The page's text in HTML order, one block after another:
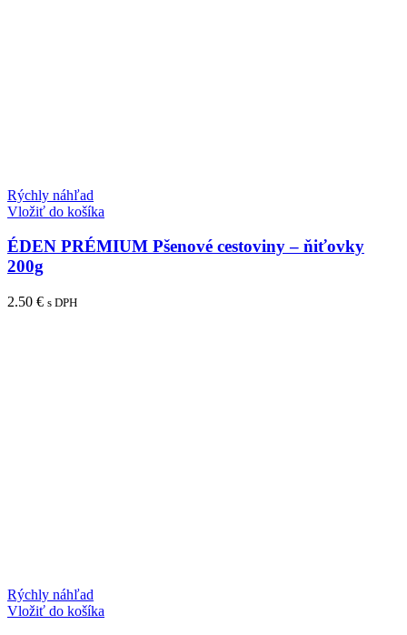
Rýchly náhľad
Vložiť do košíka
ÉDEN PRÉMIUM Pšenové cestoviny – ňiťovky
200g
2.50 € s DPH
Rýchly náhľad
Vložiť do košíka